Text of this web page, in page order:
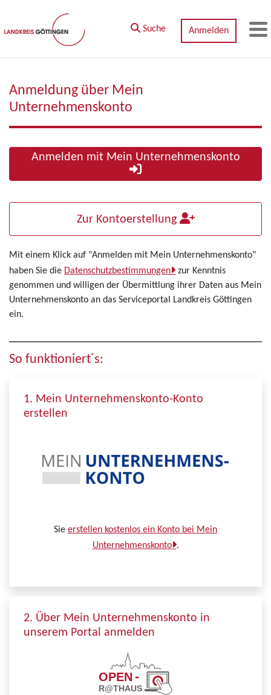
Zum Hauptinhalt springen
Suche Anmelden
Anmeldung über Mein
Unternehmenskonto
Anmelden mit Mein Unternehmenskonto
Zur Kontoerstellung
Mit einem Klick auf "Anmelden mit Mein Unternehmenskonto"
haben Sie die Datenschutzbestimmungen
zur Kenntnis
genommen und willigen der Übermittlung ihrer Daten aus Mein
Unternehmenskonto an das Serviceportal Landkreis Göttingen
ein.
So funktioniert´s:
1. Mein Unternehmenskonto-Konto
erstellen
Sie erstellen kostenlos ein Konto bei Mein
Unternehmenskonto .
2. Über Mein Unternehmenskonto in
unserem Portal anmelden